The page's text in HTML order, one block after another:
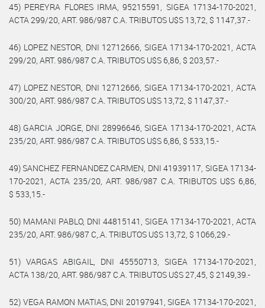
45) PEREYRA FLORES IRMA, 95215591, SIGEA 17134-170-2021,
ACTA 299/20, ART. 986/987 C.A. TRIBUTOS U$S 13,72, $ 1147,37.-
46) LOPEZ NESTOR, DNI 12712666, SIGEA 17134-170-2021, ACTA
299/20, ART. 986/987 C.A. TRIBUTOS U$S 6,86, $ 203,57.-
47) LOPEZ NESTOR, DNI 12712666, SIGEA 17134-170-2021, ACTA
300/20, ART. 986/987 C.A. TRIBUTOS U$S 13,72, $ 1147,37.-
48) GARCIA JORGE, DNI 28996646, SIGEA 17134-170-2021, ACTA
235/20, ART. 986/987 C.A. TRIBUTOS U$S 6,86, $ 533,15.-
49) SANCHEZ FERNANDEZ CARMEN, DNI 41939117, SIGEA 17134-
170-2021, ACTA 235/20, ART. 986/987 C.A. TRIBUTOS U$S 6,86,
$ 533,15.-
50) MAMANI PABLO, DNI 44815141, SIGEA 17134-170-2021, ACTA
235/20, ART. 986/987 C,.A. TRIBUTOS U$S 13,72, $ 1066,29.-
51) VARGAS ABIGAIL, DNI 45550713, SIGEA 17134-170-2021,
ACTA 138/20, ART. 986/987 C.A. TRIBUTOS U$S 27,45, $ 2149,39.-
52) VEGA RAMON MATIAS, DNI 20197941, SIGEA 17134-170-2021,